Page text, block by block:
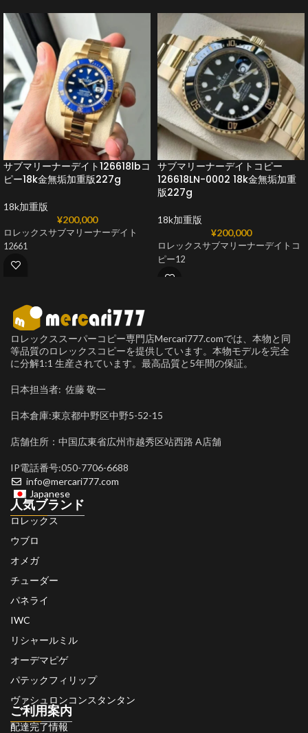
サブマリーナーデイト126618lbコ
ピー18k金無垢加重版227g
18k加重版
¥200,000
ロレックスサブマリーナーデイト
12661
サブマリーナーデイトコピー
126618LN-0002 18k金無垢加重
版227g
18k加重版
¥200,000
ロレックスサブマリーナーデイトコ
ピー12
ロレックススーパーコピー専門店Mercari777.comでは、本物と同
等品質のロレックスコピーを提供しています。本物モデルを完全
に分解1:1 生産されています。最高品質と5年間の保証。
日本担当者: 佐藤 敬一
日本倉庫:東京都中野区中野5-52-15
店舗住所：中国広東省広州市越秀区站西路 A店舗
IP電話番号:050-7706-6688
info@mercari777.com
Japanese
人気ブランド
ロレックス
ウブロ
オメガ
チューダー
パネライ
IWC
リシャールミル
オーデマピゲ
パテックフィリップ
ヴァシュロンコンスタンタン
ご利用案内
配達完了情報